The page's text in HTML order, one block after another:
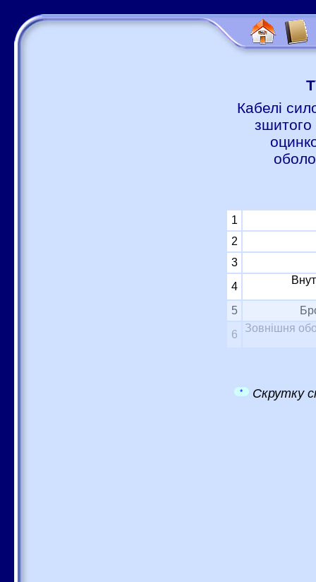
Кабелі
зшитого
1
2
3
4
5
6
Зовнішня
* Скрутку